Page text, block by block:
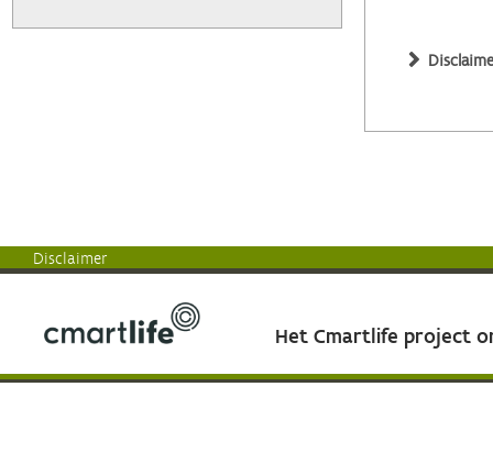
Disclaimer
Het Cmartlife project